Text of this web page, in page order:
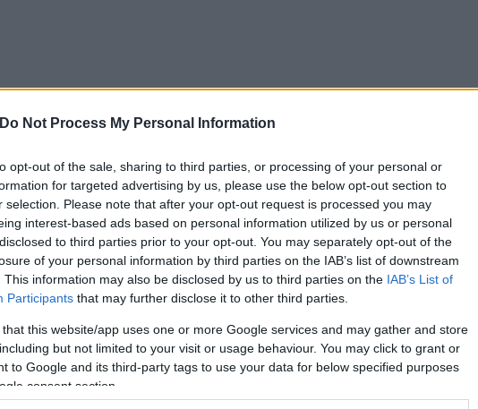
Do Not Process My Personal Information
opt-out of the sale, sharing to third parties, or processing of your personal or
for targeted advertising by us, please use the below opt-out section to
selection. Please note that after your opt-out request is processed you may
interest-based ads based on personal information utilized by us or personal
to third parties prior to your opt-out. You may separately opt-out of the
of your personal information by third parties on the IAB’s list of downstream
This information may also be disclosed by us to third parties on the IAB’s List of
Participants that may further disclose it to other third parties.
that this website/app uses one or more Google services and may gather and store
but not limited to your visit or usage behaviour. You may click to grant or
to Google and its third-party tags to use your data for below specified purposes
consent section.
το χαμένο βάρος;
μας
Τουρκία: Μετά το... φρένο για τα F-35
έρχονται στο επίκεντρο τα Eurofighter